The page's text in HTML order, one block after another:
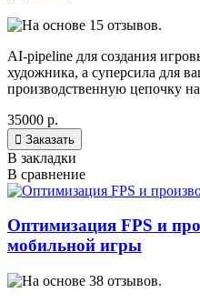
AI-pipeline для создания
художника, а суперсила для
производственную цепочку
35000 р.
 Заказать
В закладки
В сравнение
Оптимизация FPS и
мобильной игры